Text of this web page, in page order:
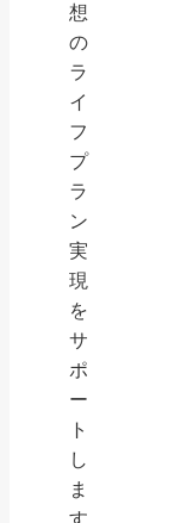
想
の
ラ
イ
フ
プ
ラ
ン
実
現
を
サ
ポ
ー
ト
し
ま
す。